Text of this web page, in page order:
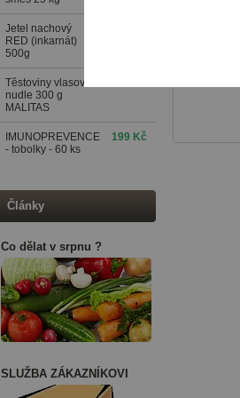
Jetel nachový
RED (inkarnát)
500g
Těstoviny vlasové
nudle 300 g
MALITAS
IMUNOPREVENCE
- tobolky - 60 ks
199 Kč
Články
Co dělat v srpnu ?
SLUŽBA ZÁKAZNÍKOVI